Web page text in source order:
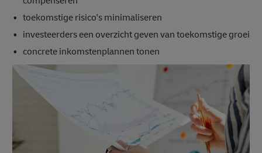
toekomstige risico's minimaliseren
investeerders een overzicht geven van toekomstige groei
concrete inkomstenplannen tonen